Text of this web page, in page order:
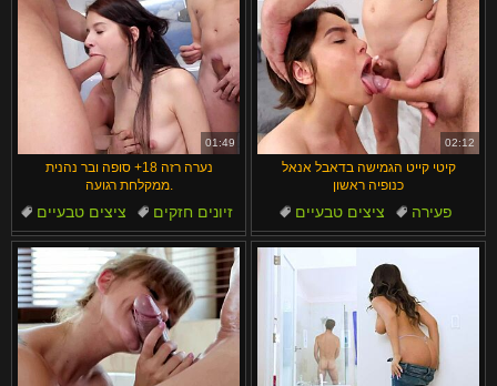
חרמניות
01:49
נערה רזה 18+ סופה ובר נהנית
ממקלחת רגועה.
ציצים טבעיים
זיונים חזקים
תחת לפה
קבוצתי
סקס אנאלי
02:12
קיטי קייט הגמישה בדאבל אנאל
כנופיה ראשון
ציצים טבעיים
פעירה
תחת לפה
גמישות
סקס אנאלי